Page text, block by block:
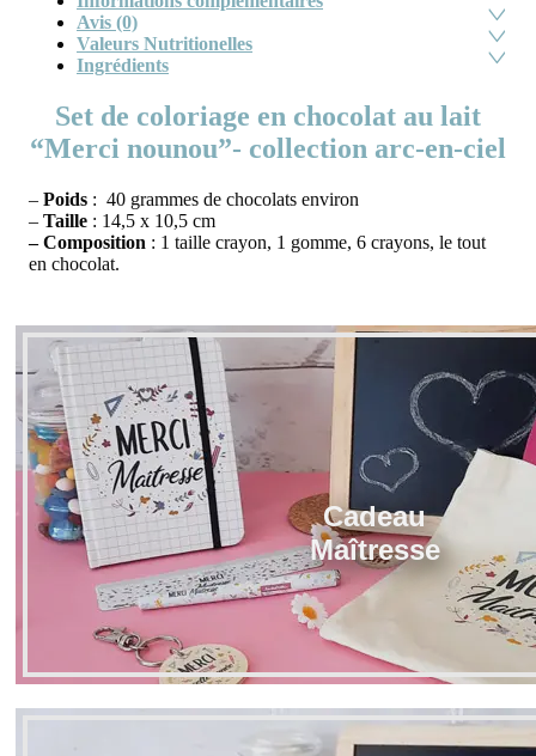
Avis (0)
Valeurs Nutritionelles
Ingrédients
Set de coloriage en chocolat au lait
“Merci nounou”- collection arc-en-ciel
– Poids : 40 grammes de chocolats environ
– Taille : 14,5 x 10,5 cm
– Composition : 1 taille crayon, 1 gomme, 6 crayons, le tout
en chocolat.
Cadeau
Maîtresse